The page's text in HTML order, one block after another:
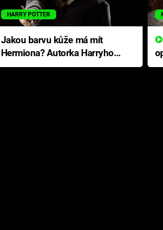
HARRY POTTER
Jakou barvu kůže má mít
Hermiona? Autorka Harryho
Pottera přišla s ráznou
RECENZE: Smrtelné zlo se